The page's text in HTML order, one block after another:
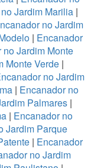
Jardim Marilia|
no Jardim
| Encanador
no Jardim Monte
Monte Verde |
no Jardim
| Encanador no
Palmares|
| Encanador no
Jardim Parque
| Encanador
no Jardim